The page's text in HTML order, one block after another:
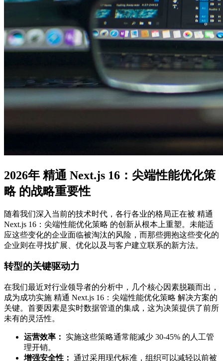
2026年 精通 Next.js 16：尖端性能优化策
略 的战略重要性
随着我们深入当前的技术时代，各行各业的格局正在被 精通
Next.js 16：尖端性能优化策略 的创新从根本上重塑。未能适
应这些变化的企业面临被淘汰的风险，而那些拥抱这些变化的
企业则在寻找扩展、优化以及与客户建立联系的新方法。
转型的关键驱动力
在我们最近对行业领导者的分析中，几个核心因素脱颖而出，
成为成功实施 精通 Next.js 16：尖端性能优化策略 解决方案的
关键。首要因素是实时数据管道的集成，这为决策提供了前所
未有的灵活性。
运营效率：
实施这些策略通常能减少 30-45% 的人工管
理开销。
增强安全性： 通过采用现代标准，组织可以减轻以前被